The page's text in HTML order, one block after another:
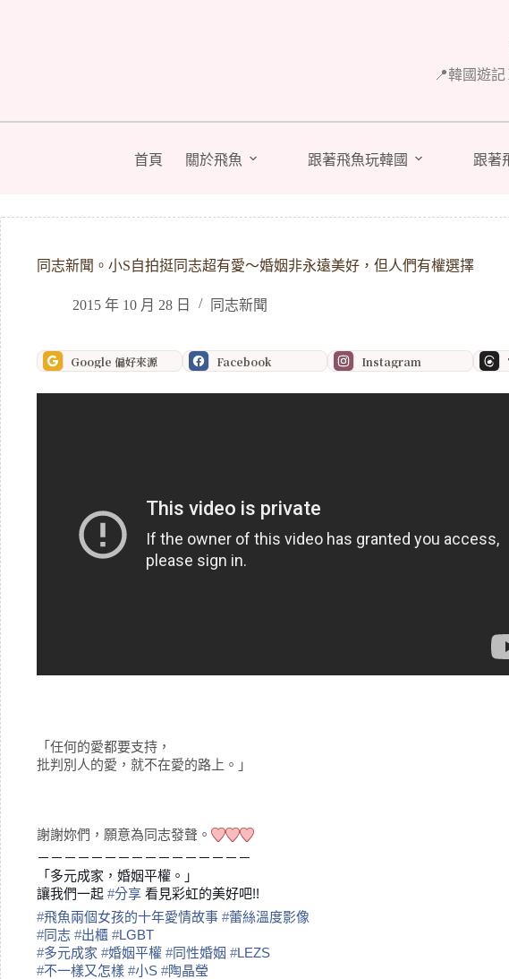
容
📍韓國遊
首頁 關於飛魚 跟著飛魚玩韓國 跟著
同志新聞。小S自拍挺同志超有愛～婚姻非永遠美好，但人們有權選擇
2015 年 10 月 28 日 同志新聞
Google 偏好來源 Facebook Instagram
「任何的愛都要支持，
批判別人的愛，就不在愛的路上。」
謝謝妳們，願意為同志發聲。 ❤❤❤
－－－－－－－－－－－－－－－－
「多元成家，婚姻平權。」
讓我們一起 ‪#‎分享‬ 看見彩虹的美好吧!!
‪#‎飛魚兩個女孩的十年愛情故事‬ ‪#‎蕾絲溫度影像‬
‪#‎同志‬ ‪#‎出櫃‬ ‪#‎LGBT‬
‪#‎多元成家‬ ‪#‎婚姻平權‬ ‪#‎同性婚姻‬ ‪#‎LEZS‬
‪#‎不一樣又怎樣‬ ‪#‎小S‬ ‪#‎陶晶瑩‬